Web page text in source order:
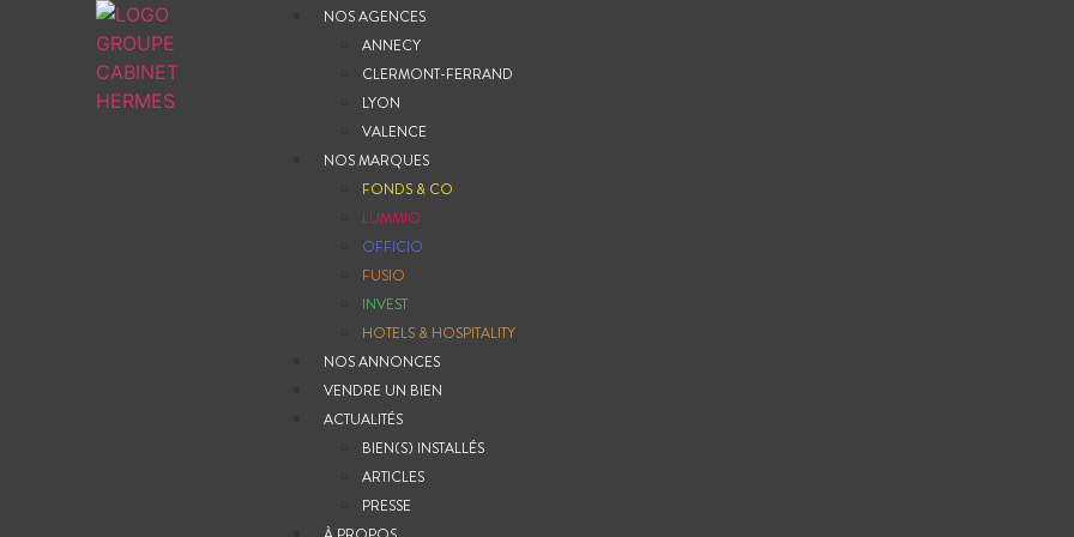
NOS AGENCES
ANNECY
CLERMONT-FERRAND
LYON
VALENCE
NOS MARQUES
FONDS & CO
LUMMIO
OFFICIO
FUSIO
INVEST
HOTELS & HOSPITALITY
NOS ANNONCES
VENDRE UN BIEN
ACTUALITÉS
BIEN(S) INSTALLÉS
ARTICLES
PRESSE